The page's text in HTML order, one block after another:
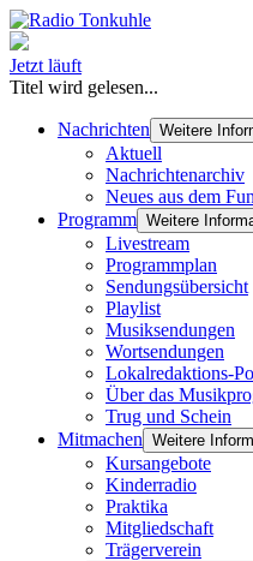
Jetzt läuft
Titel wird gelesen...
Nachrichten Weitere
Aktuell
Nachrichtenarchiv
Neues aus dem
Programm Weitere
Livestream
Programmplan
Sendungsübersicht
Playlist
Musiksendungen
Wortsendungen
Lokalredaktions-
Über das
Trug und Schein
Mitmachen Weitere
Kursangebote
Kinderradio
Praktika
Mitgliedschaft
Trägerverein